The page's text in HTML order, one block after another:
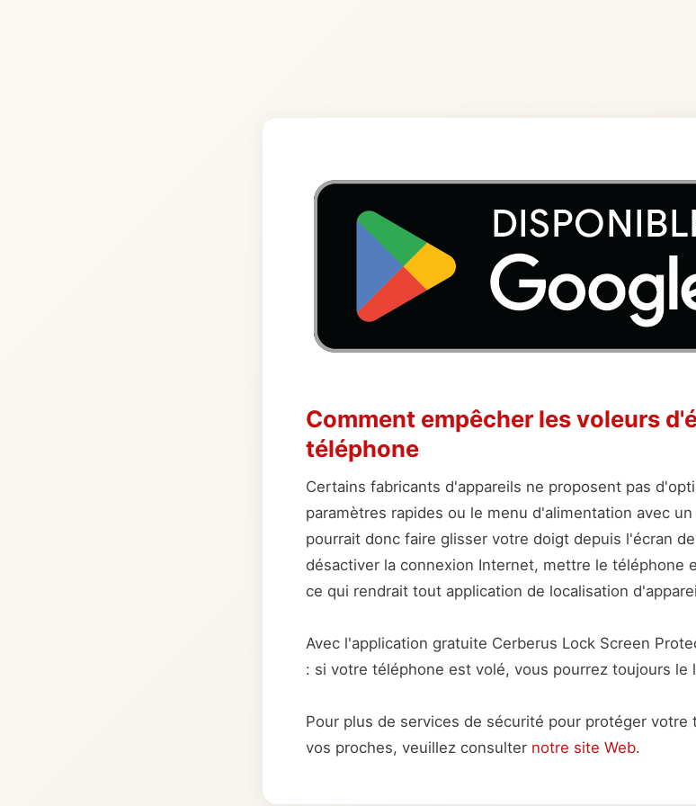
Comment empêcher les voleurs
téléphone
Certains fabricants d'appareils ne proposent pas
paramètres rapides ou le menu d'alimentation avec
pourrait donc faire glisser votre doigt depuis l'écran
désactiver la connexion Internet, mettre le téléphone
ce qui rendrait tout application de localisation
Avec l'application gratuite Cerberus Lock Screen
: si votre téléphone est volé, vous pourrez toujours le
Pour plus de services de sécurité pour protéger
vos proches, veuillez consulter notre site Web.